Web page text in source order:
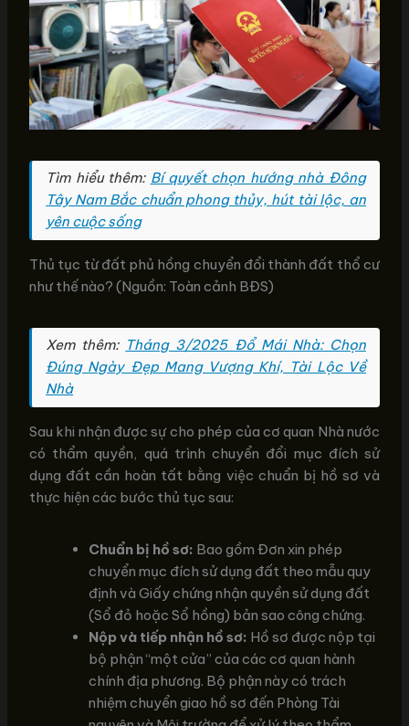
Tìm hiểu thêm: Bí quyết chọn hướng nhà Đông
Tây Nam Bắc chuẩn phong thủy, hút tài lộc, an
yên cuộc sống
Thủ tục từ đất phủ hồng chuyển đổi thành đất thổ cư
như thế nào? (Nguồn: Toàn cảnh BĐS)
Xem thêm: Tháng 3/2025 Đổ Mái Nhà: Chọn
Đúng Ngày Đẹp Mang Vượng Khí, Tài Lộc Về
Nhà
Sau khi nhận được sự cho phép của cơ quan Nhà nước
có thẩm quyền, quá trình chuyển đổi mục đích sử
dụng đất cần hoàn tất bằng việc chuẩn bị hồ sơ và
thực hiện các bước thủ tục sau:
Chuẩn bị hồ sơ: Bao gồm Đơn xin phép
chuyển mục đích sử dụng đất theo mẫu quy
định và Giấy chứng nhận quyền sử dụng đất
(Sổ đỏ hoặc Sổ hồng) bản sao công chứng.
Nộp và tiếp nhận hồ sơ: Hồ sơ được nộp tại
bộ phận “một cửa” của các cơ quan hành
chính địa phương. Bộ phận này có trách
nhiệm chuyển giao hồ sơ đến Phòng Tài